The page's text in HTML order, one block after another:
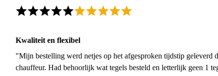
Kwaliteit en flexibel
"Mijn bestelling werd netjes op het afgesproken tijdstip geleverd
chauffeur. Had behoorlijk wat tegels besteld en letterlijk geen 1